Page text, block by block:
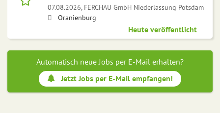
07.08.2026, FERCHAU GmbH Niederlassung Potsdam
Oranienburg
Heute veröffentlicht
Automatisch neue Jobs per E-Mail erhalten?
Jetzt Jobs per E-Mail empfangen!